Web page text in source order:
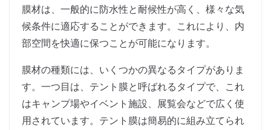
膜材は、一般的に防水性と耐候性が高く、様々な気
候条件に適応することができます。これにより、内
部空間を快適に保つことが可能になります。
膜材の種類には、いくつかの異なるタイプがありま
す。一つ目は、テント膜と呼ばれるタイプで、これ
はキャンプ場やイベント施設、展覧会などで広く使
用されています。テント膜は簡易的に組み立てられ